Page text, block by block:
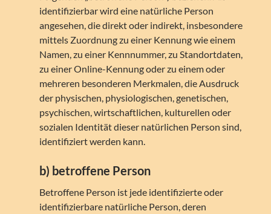
identifizierbar wird eine natürliche Person
angesehen, die direkt oder indirekt, insbesondere
mittels Zuordnung zu einer Kennung wie einem
Namen, zu einer Kennnummer, zu Standortdaten,
zu einer Online-Kennung oder zu einem oder
mehreren besonderen Merkmalen, die Ausdruck
der physischen, physiologischen, genetischen,
psychischen, wirtschaftlichen, kulturellen oder
sozialen Identität dieser natürlichen Person sind,
identifiziert werden kann.
b) betroffene Person
Betroffene Person ist jede identifizierte oder
identifizierbare natürliche Person, deren